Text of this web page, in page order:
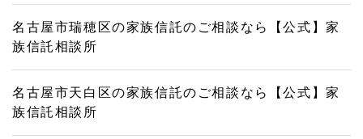
名古屋市瑞穂区の家族信託のご相談なら【公式】家
族信託相談所
名古屋市天白区の家族信託のご相談なら【公式】家
族信託相談所